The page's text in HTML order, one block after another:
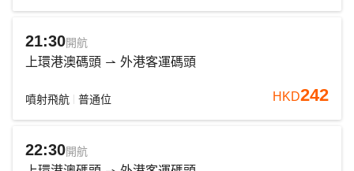
21:30開航
上環港澳碼頭 外港客運碼頭
噴射飛航 普通位 HKD242
22:30開航